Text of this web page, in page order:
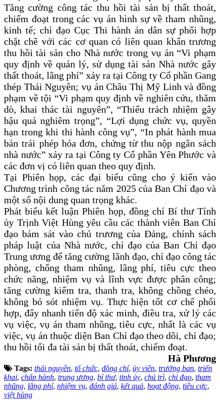
Tăng cường công tác thu hồi tài sản bị thất thoát,
chiếm đoạt trong các vụ án hình sự về tham nhũng,
kinh tế; chỉ đạo Cục Thi hành án dân sự phối hợp
chặt chẽ với các cơ quan có liên quan khẩn trương
thu hồi tài sản cho Nhà nước trong vụ án “Vi phạm
quy định về quản lý, sử dụng tài sản Nhà nước gây
thất thoát, lãng phí” xảy ra tại Công ty Cổ phần Gang
thép Thái Nguyên; vụ án Châu Thị Mỹ Linh và đồng
phạm về tội “Vi phạm quy định về nghiên cứu, thăm
dò, khai thác tài nguyên”, “Thiếu trách nhiệm gây
hậu quả nghiêm trọng”, “Lợi dụng chức vụ, quyền
hạn trong khi thi hành công vụ”, “In phát hành mua
bán trái phép hóa đơn, chứng từ thu nộp ngân sách
nhà nước” xảy ra tại Công ty Cổ phần Yên Phước và
các đơn vị có liên quan theo quy định.
Tại Phiên họp, các đại biểu cũng cho ý kiến vào
Chương trình công tác năm 2025 của Ban Chỉ đạo và
một số nội dung quan trọng khác.
Phát biểu kết luận Phiên họp, đồng chí Bí thư Tỉnh
ủy Trịnh Việt Hùng yêu cầu các thành viên Ban Chỉ
đạo bám sát vào chủ trương của Đảng, chính sách
pháp luật của Nhà nước, chỉ đạo của Ban Chỉ đạo
Trung ương để tăng cường lãnh đạo, chỉ đạo công tác
phòng, chống tham nhũng, lãng phí, tiêu cực theo
chức năng, nhiệm vụ và lĩnh vực được phân công;
tăng cường kiểm tra, thanh tra, không chồng chéo,
không bỏ sót nhiệm vụ. Thực hiện tốt cơ chế phối
hợp, đẩy nhanh tiến độ xác minh, điều tra, xử lý các
vụ việc, vụ án tham nhũng, tiêu cực, nhất là các vụ
việc, vụ án thuộc diện Ban Chỉ đạo theo dõi, chỉ đạo;
thu hồi tối đa tài sản bị thất thoát, chiếm đoạt.
Hà Phương
Tags: thái nguyên, tổ chức, đồng chí, ủy viên, trưởng ban, triển
khai, chấp hành, trung ương, bí thư, tỉnh ủy, chủ trì, chỉ đạo, tham
nhũng, lãng phí, nhiệm vụ, đánh giá, kết quả, hoạt động, tiêu cực,
việt hùng